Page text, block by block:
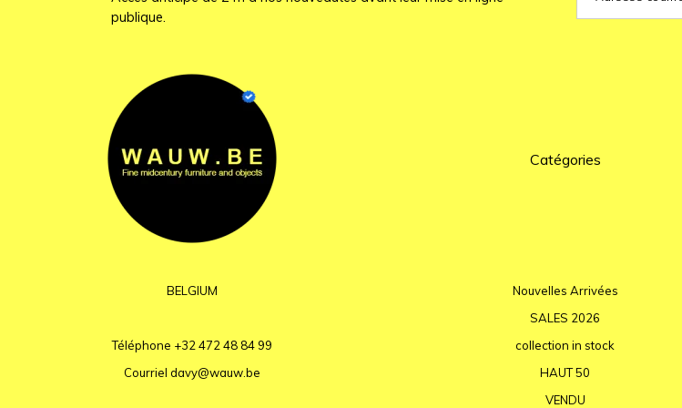
publique.
BELGIUM
Téléphone +32 472 48 84 99
Courriel davy@wauw.be
Catégories
Nouvelles Arrivées
SALES 2026
collection in stock
HAUT 50
VENDU